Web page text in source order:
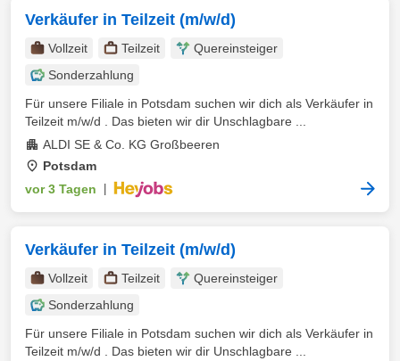
Verkäufer in Teilzeit (m/w/d)
Vollzeit Teilzeit
Quereinsteiger
Sonderzahlung
Für unsere Filiale in Potsdam suchen wir dich als Verkäufer in
Teilzeit m/w/d . Das bieten wir dir Unschlagbare ...
ALDI SE & Co. KG Großbeeren
Potsdam
vor 3 Tagen
Verkäufer in Teilzeit (m/w/d)
Vollzeit Teilzeit
Quereinsteiger
Sonderzahlung
Für unsere Filiale in Potsdam suchen wir dich als Verkäufer in
Teilzeit m/w/d . Das bieten wir dir Unschlagbare ...